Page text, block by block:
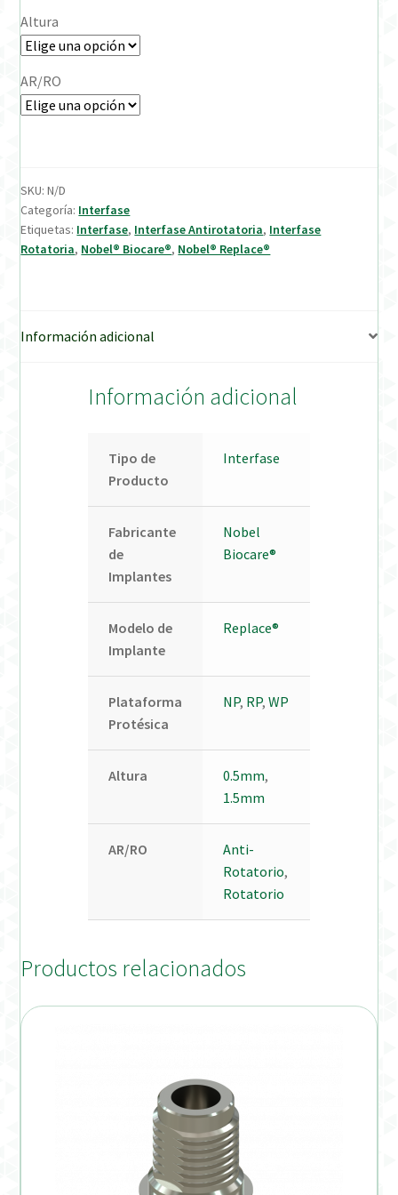
Verification Required
Welcome to DELTA Abutments | Tienda Online!
Altura
AR/RO
SKU:N/D
Categoría: Interfase
Etiquetas: Interfase, Interfase Antirotatoria, Interfase
Rotatoria, Nobel® Biocare®, Nobel® Replace®
Información adicional
Información adicional
Tipo de
Producto
Interfase
Fabricante
de
Implantes
Nobel
Biocare®
Modelo de
Implante
Replace®
Plataforma
Protésica
NP, RP, WP
Altura 0.5mm,
1.5mm
AR/RO
Anti-
Rotatorio,
Rotatorio
Productos relacionados